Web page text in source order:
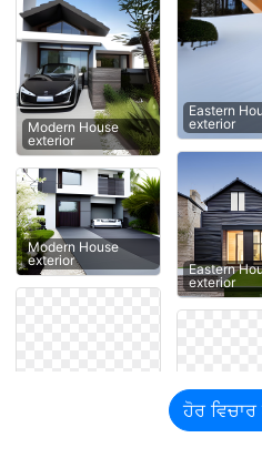
Modern House
exterior
Modern House
exterior
Eastern
exterior
Eastern
exterior
ਹੋਰ